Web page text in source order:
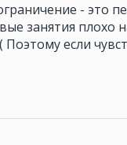
- это
занятия плохо
если